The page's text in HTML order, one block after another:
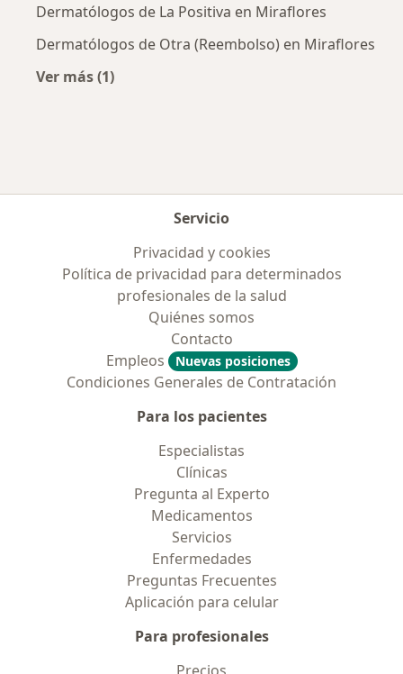
Dermatólogos de La Positiva en Miraflores
Dermatólogos de Otra (Reembolso) en Miraflores
Ver más (1)
Servicio
Privacidad y cookies
Política de privacidad para determinados
profesionales de la salud
Quiénes somos
Contacto
Empleos
Nuevas posiciones
Condiciones Generales de Contratación
Para los pacientes
Especialistas
Clínicas
Pregunta al Experto
Medicamentos
Servicios
Enfermedades
Preguntas Frecuentes
Aplicación para celular
Para profesionales